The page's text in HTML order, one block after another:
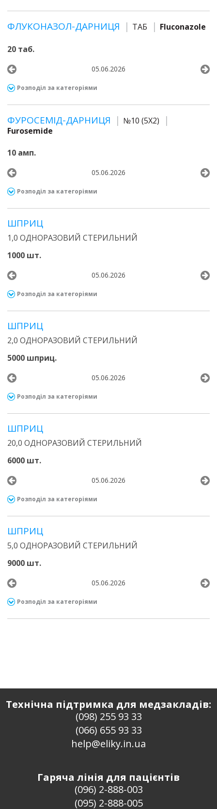
ФЛУКОНАЗОЛ-ДАРНИЦЯ ТАБ Fluconazole
20 таб.
05.06.2026
Розподіл за категоріями
ФУРОСЕМІД-ДАРНИЦЯ
№10 (5Х2)
Furosemide
10 амп.
05.06.2026
Розподіл за категоріями
ШПРИЦ
1,0 ОДНОРАЗОВИЙ СТЕРИЛЬНИЙ
1000 шт.
05.06.2026
Розподіл за категоріями
ШПРИЦ
2,0 ОДНОРАЗОВИЙ СТЕРИЛЬНИЙ
5000 шприц.
05.06.2026
Розподіл за категоріями
ШПРИЦ
20,0 ОДНОРАЗОВИЙ СТЕРИЛЬНИЙ
6000 шт.
05.06.2026
Розподіл за категоріями
ШПРИЦ
5,0 ОДНОРАЗОВИЙ СТЕРИЛЬНИЙ
9000 шт.
05.06.2026
Розподіл за категоріями
Технічна підтримка для медзакладів:
(098) 255 93 33
(066) 655 93 33
help@eliky.in.ua
Гаряча лінія для пацієнтів
(096) 2-888-003
(095) 2-888-005